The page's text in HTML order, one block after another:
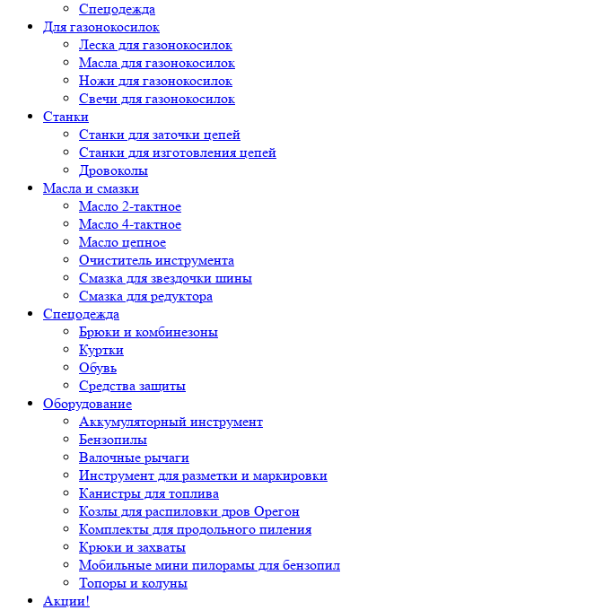
Спецодежда
Для газонокосилок
Леска для газонокосилок
Масла для газонокосилок
Ножи для газонокосилок
Свечи для газонокосилок
Станки
Cтанки для заточки цепей
Станки для изготовления цепей
Дровоколы
Масла и смазки
Масло 2-тактное
Масло 4-тактное
Масло цепное
Очиститель инструмента
Смазка для звездочки шины
Смазка для редуктора
Спецодежда
Брюки и комбинезоны
Куртки
Обувь
Средства защиты
Оборудование
Аккумуляторный инструмент
Бензопилы
Валочные рычаги
Инструмент для разметки и маркировки
Канистры для топлива
Козлы для распиловки дров Орегон
Комплекты для продольного пиления
Крюки и захваты
Мобильные мини пилорамы для бензопил
Топоры и колуны
Акции!